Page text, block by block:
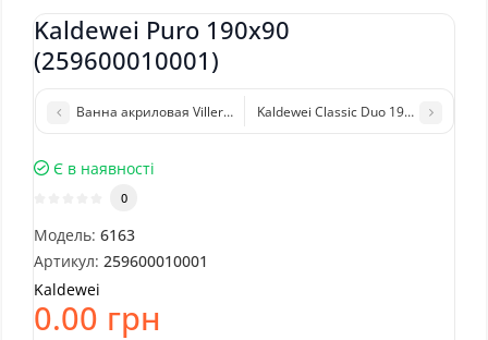
Kaldewei Puro 190x90
(259600010001)
Ванна акриловая Villeroy&Boch Loop&Friends UBA199LFO2V-01
Kaldewei Classic Duo 190x90
Є в наявності
0
Модель: 6163
Артикул: 259600010001
Kaldewei
0.00 грн